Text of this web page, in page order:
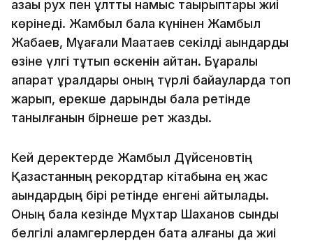
қазақы рух пен ұлттық намыс тақырыптары жиі
көрінеді. Жамбыл бала күнінен Жамбыл
Жабаев, Мұқағали Мақатаев секілді ақындарды
өзіне үлгі тұтып өскенін айтқан. Бұқаралық
ақпарат құралдары оның түрлі байқауларда топ
жарып, ерекше дарынды бала ретінде
танылғанын бірнеше рет жазды.
Кей деректерде Жамбыл Дүйсеновтің
Қазақстанның рекордтар кітабына ең жас
ақындардың бірі ретінде енгені айтылады.
Оның бала кезінде Мұхтар Шаханов сынды
белгілі қаламгерлерден бата алғаны да жиі